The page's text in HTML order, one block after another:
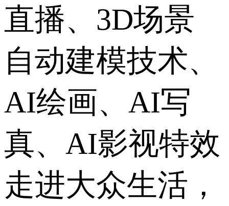
直播、3D场景
自动建模技术、
AI绘画、AI写
真、AI影视特效
走进大众生活，